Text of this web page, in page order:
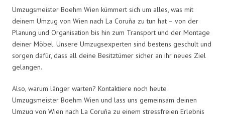
Umzugsmeister Boehm Wien kümmert sich um alles, was mit
deinem Umzug von Wien nach La Coruña zu tun hat – von der
Planung und Organisation bis hin zum Transport und der Montage
deiner Möbel. Unsere Umzugsexperten sind bestens geschult und
sorgen dafür, dass all deine Besitztümer sicher an ihr neues Ziel
gelangen.
Also, warum länger warten? Kontaktiere noch heute
Umzugsmeister Boehm Wien und lass uns gemeinsam deinen
Umzug von Wien nach La Coruña zu einem stressfreien Erlebnis